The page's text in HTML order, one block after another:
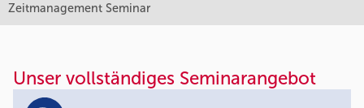
Zeitmanagement Seminar
Unser vollständiges Seminarangebot